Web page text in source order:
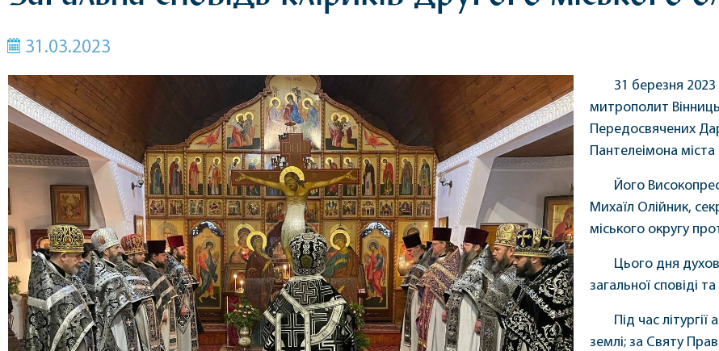
31.03.2023
31 березня 2023
митрополит
Передосвячених
Пантелеімона міста
Його
Михаїл Олійник,
міського округу
Цього дня
загальної сповіді
Під час
землі; за Святу